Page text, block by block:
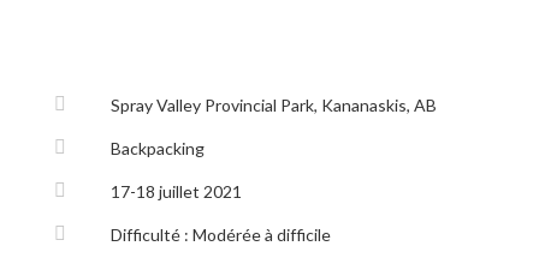
 Spray Valley Provincial Park, Kananaskis, AB
 Backpacking
 17-18 juillet 2021
 Difficulté : Modérée à difficile